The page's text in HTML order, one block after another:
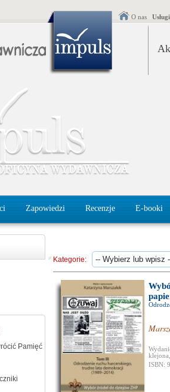
O nas
Zapowiedzi Recenzje E-booki
Pamięć
Kategorie:
ISBN: